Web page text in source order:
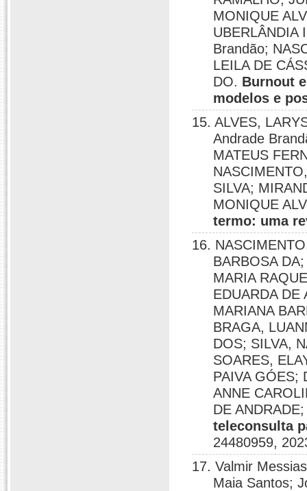
MONIQUE
UBERLÂNDIA
Brandão;
LEILA DE
DO. Burnout
modelos e
15. ALVES,
Andrade
MATEUS
SILVA;
MONIQUE
termo: uma
16.
BARBOSA
MARIA
EDUARDA DE
MARIANA
BRAGA,
DOS; SILVA,
SOARES,
PAIVA GÓES;
ANNE
DE
teleconsulta
24480959,
17. Valmir
Maia Santos;